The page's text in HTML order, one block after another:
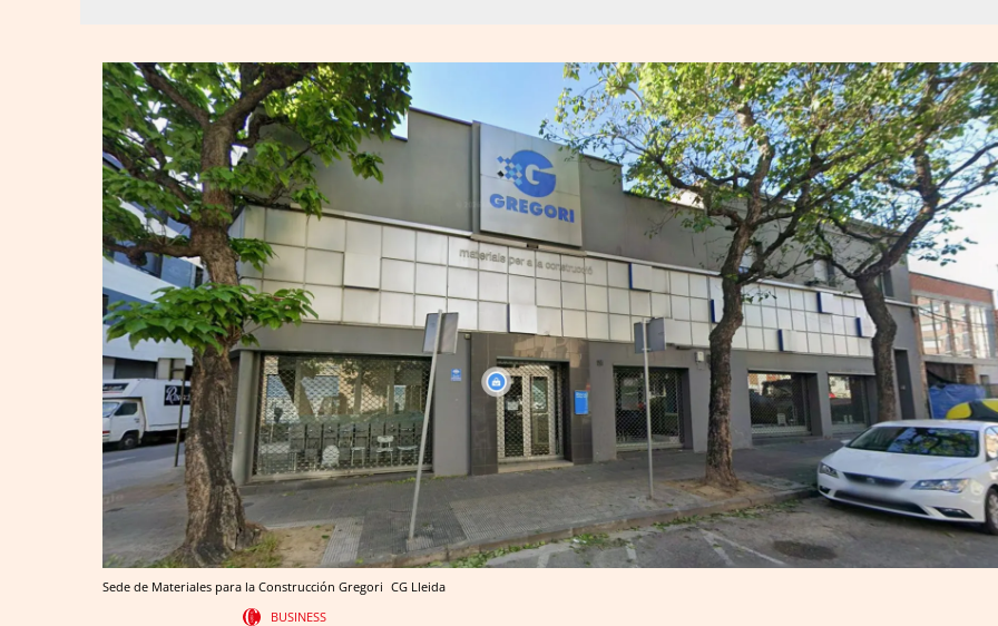
Sede de Materiales para la Construcción Gregori CG Lleida
BUSINESS